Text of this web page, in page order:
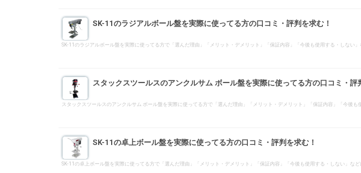
SK-11のラジアルボール盤を実際に使ってる方の口コミ・評判を求む！
SK-11のラジアルボール盤を実際に使ってる方で「選んだ理由」「メリット・デメリット」「保証内容」「今後も使用する・しない
スタックスツールスのアンクルサム ボール盤を実際に使ってる方の口コミ・評
スタックスツールスのアンクルサム ボール盤を実際に使ってる方で「選んだ理由」「メリット・デメリット」「保証内容」「今後
SK-11の卓上ボール盤を実際に使ってる方の口コミ・評判を求む！
SK-11の卓上ボール盤を実際に使ってる方で「選んだ理由」「メリット・デメリット」「保証内容」「今後も使用する・しない」な